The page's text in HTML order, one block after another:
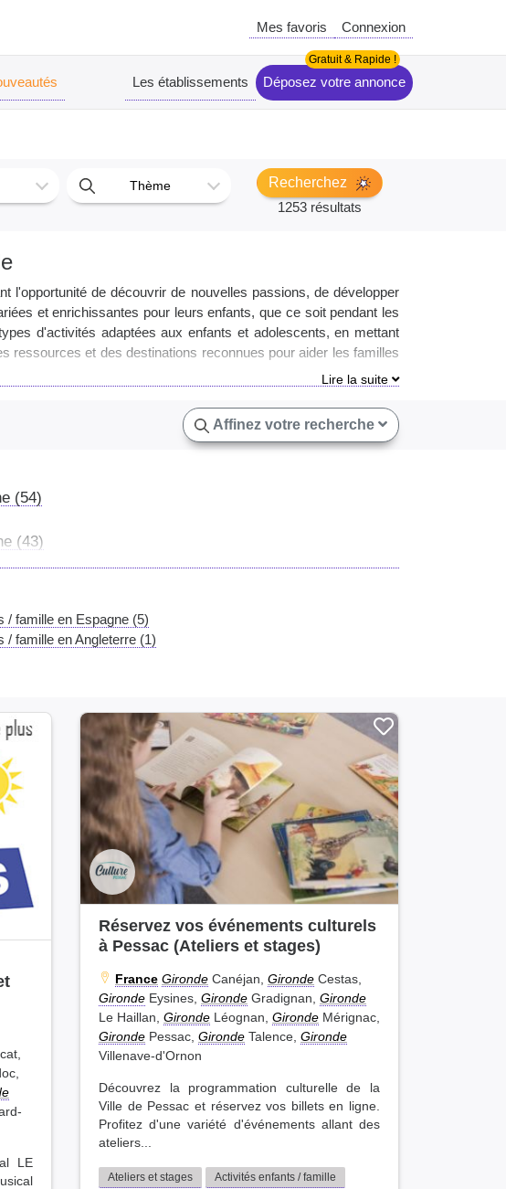
Mes favoris Connexion
Les établissements Déposez votre annonce
Thème
Recherchez
1253 résultats
de découvrir de nouvelles passions, de développer
et enrichissantes pour leurs enfants, que ce soit pendant les
d'activités adaptées aux enfants et adolescents, en mettant
ressources et des destinations reconnues pour aider les familles
Affinez votre recherche
(54)
(43)
(32)
(20)
(17)
(13)
/ famille en Espagne (5)
/ famille en Angleterre (1)
LE
Réservez vos événements culturels
à Pessac (Ateliers et stages)
France Gironde Canéjan, Gironde Cestas,
Gironde Eysines, Gironde Gradignan, Gironde
Le Haillan, Gironde Léognan, Gironde Mérignac,
Gironde Pessac, Gironde Talence, Gironde
Villenave-d'Ornon
Découvrez la programmation culturelle de la
Ville de Pessac et réservez vos billets en ligne.
Profitez d'une variété d'événements allant des
ateliers...
Ateliers et stages
Activités enfants / famille